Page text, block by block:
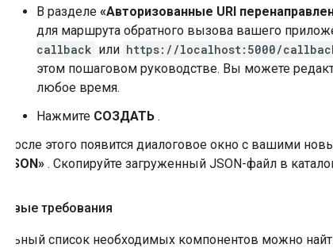
В разделе «Авторизованные URI
для маршрута обратного вызова вашего
callback или https://localhost:5000/
этом пошаговом руководстве. Вы можете
любое время.
Нажмите СОЗДАТЬ .
После этого появится диалоговое окно с вашими
JSON» . Скопируйте загруженный JSON-файл в
требования
список необходимых компонентов можно